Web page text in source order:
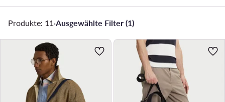
Produkte: 11 ·Ausgewählte Filter (1)